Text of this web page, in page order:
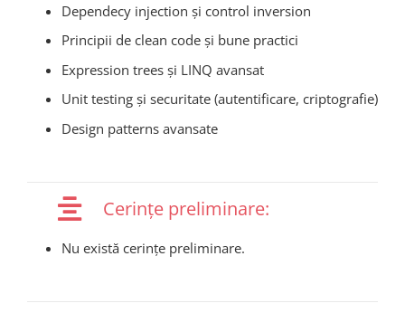
Dependecy injection și control inversion
Principii de clean code și bune practici
Expression trees și LINQ avansat
Unit testing și securitate (autentificare, criptografie)
Design patterns avansate
Cerințe preliminare:
Nu există cerințe preliminare.